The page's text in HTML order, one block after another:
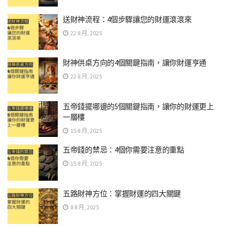
送財神流程：4個步驟讓您的財運滾滾來
22 8 月, 2025
財神供桌方向的4個關鍵指南，讓你財運亨通
22 8 月, 2025
五帝錢擺哪邊的5個關鍵指南，讓你的財運更上
一層樓
15 8 月, 2025
五帝錢的禁忌：4個你需要注意的重點
15 8 月, 2025
五路財神方位：掌握財運的四大關鍵
8 8 月, 2025